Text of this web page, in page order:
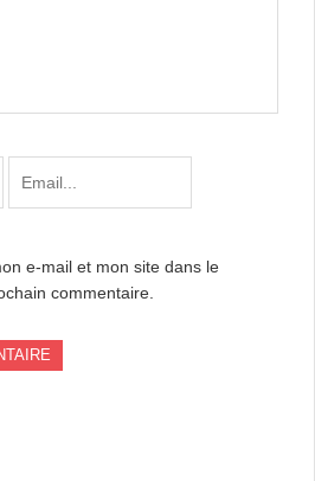
e-mail et mon site dans le
commentaire.